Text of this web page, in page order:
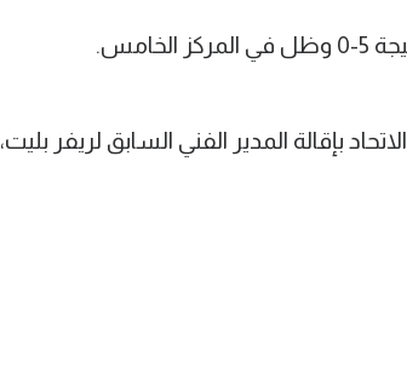
بإقالة المدير الفني السابق لريفر بليت،